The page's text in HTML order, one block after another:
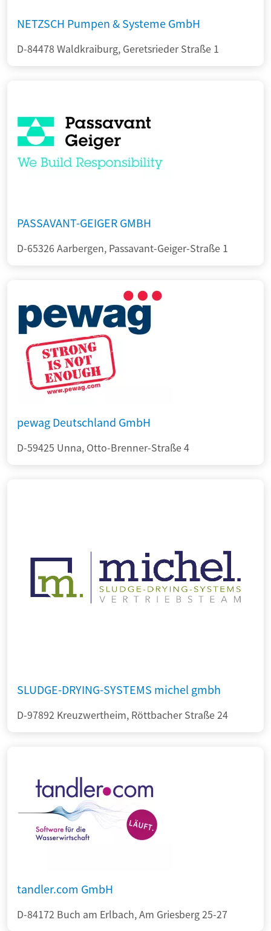
NETZSCH Pumpen & Systeme GmbH
D-84478 Waldkraiburg, Geretsrieder Straße 1
PASSAVANT-GEIGER GMBH
D-65326 Aarbergen, Passavant-Geiger-Straße 1
pewag Deutschland GmbH
D-59425 Unna, Otto-Brenner-Straße 4
SLUDGE-DRYING-SYSTEMS michel gmbh
D-97892 Kreuzwertheim, Röttbacher Straße 24
tandler.com GmbH
D-84172 Buch am Erlbach, Am Griesberg 25-27